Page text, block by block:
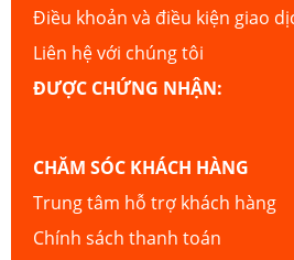
Điều khoản và điều kiện giao
Liên hệ với chúng tôi
ĐƯỢC CHỨNG NHẬN:
CHĂM SÓC KHÁCH HÀNG
Trung tâm hỗ trợ khách hàng
Chính sách thanh toán